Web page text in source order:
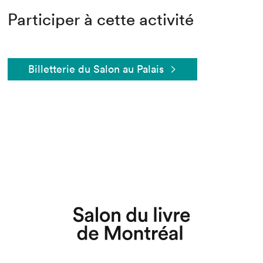
Participer à cette activité
Billetterie du Salon au Palais